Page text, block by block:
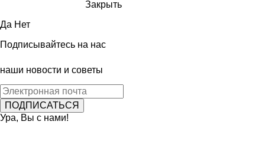
Закрыть
Да Нет
Подписывайтесь на нас
наши новости и советы
Ура, Вы с нами!